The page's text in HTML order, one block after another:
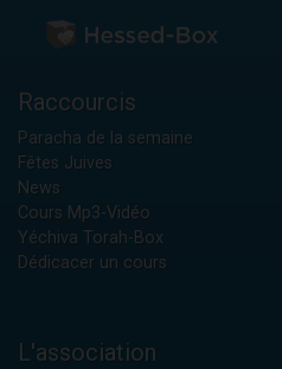
Raccourcis
Paracha de la semaine
Fêtes Juives
News
Cours Mp3-Vidéo
Yéchiva Torah-Box
Dédicacer un cours
L'association